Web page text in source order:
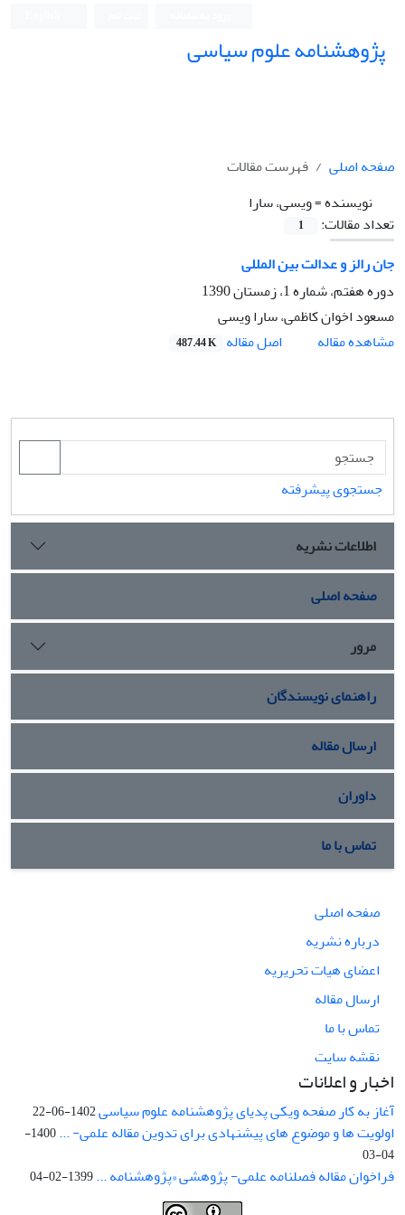
پژوهشنامه علوم سیاسی
صفحه اصلی
فهرست مقالات
نویسنده =ویسی، سارا
تعداد مقالات:
1
جان رالز و عدالت بین المللی
دوره هفتم، شماره 1، زمستان 1390
مسعود اخوان کاظمی، سارا ویسی
مشاهده مقاله
اصل مقاله 487.44 K
جستجوی پیشرفته
اطلاعات نشریه
صفحه اصلی
مرور
راهنمای نویسندگان
ارسال مقاله
داوران
تماس با ما
صفحه اصلی
درباره نشریه
اعضای هیات تحریریه
ارسال مقاله
تماس با ما
نقشه سایت
اخبار و اعلانات
آغاز به کار صفحه ویکی پدیای پژوهشنامه علوم سیاسی1402-06-22
اولویت ها و موضوع های پیشنهادی برای تدوین مقاله علمی- ...
1400-
04-03
فراخوان مقاله فصلنامه علمی- پژوهشی «پژوهشنامه ...1399-02-04